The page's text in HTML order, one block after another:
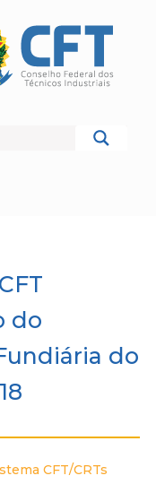
do
do
CFT/CRTs